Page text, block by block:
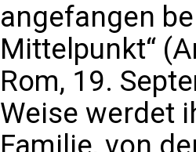
angefangen
Mittelpunkt“
Rom, 19.
Weise werdet